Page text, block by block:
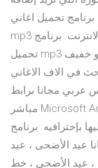
تحميل اغاني
mp3 للكمبيوتر مجانا. للبحث و تحميل الاغاني من الانترنت. برنامج
تحميل mp3 لتحميل الاغاني بصيغة ام بي تري برنامج بسيط و خفيف
في الاف الاغاني
عربي مجانا برابط
مباشر Microsoft Access 2017 برامج العرب تحميل برامج كلام عيد
بإحترافيه. برنامج
عيد الأضحى ، عيد
، عيد الأضحى ، خط